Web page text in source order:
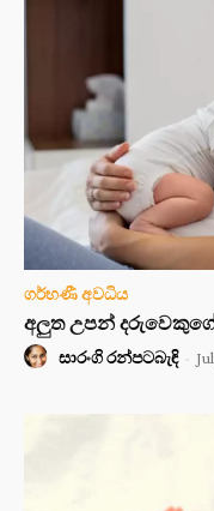
ගර්භණී අවධිය
අලුත උපන්
සාරංගි රන්පටබැඳි -